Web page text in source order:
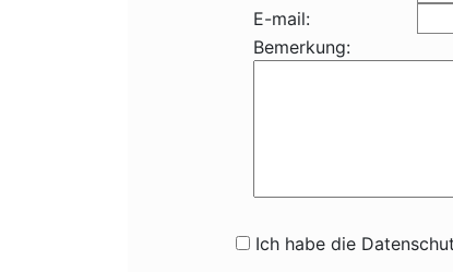
E-mail:
Bemerkung:
Ich habe die